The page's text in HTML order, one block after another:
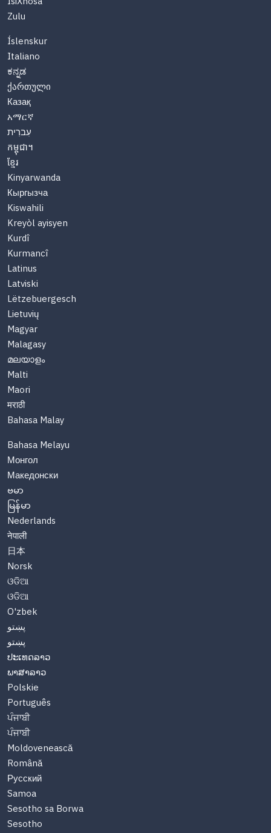
Zulu
Íslenskur
Italiano
ಕನ್ನಡ
ქართული
Казақ
አማርኛ
עִברִית
កម្ពុជា។
ខ្មែរ
Kinyarwanda
Кыргызча
Kiswahili
Kreyòl ayisyen
Kurdî
Kurmancî
Latinus
Latviski
Lëtzebuergesch
Lietuvių
Magyar
Malagasy
മലയാളം
Malti
Maori
मराठी
Bahasa Malay
Bahasa Melayu
Монгол
Македонски
ဗမာ
မြန်မာ
Nederlands
नेपाली
日本
Norsk
ଓଡିଆ
ଓଡିଆ
O'zbek
پښتو
پښتو
ປະເທດລາວ
ພາສາລາວ
Polskie
Português
ਪੰਜਾਬੀ
ਪੰਜਾਬੀ
Moldovenească
Română
Русский
Samoa
Sesotho sa Borwa
Sesotho